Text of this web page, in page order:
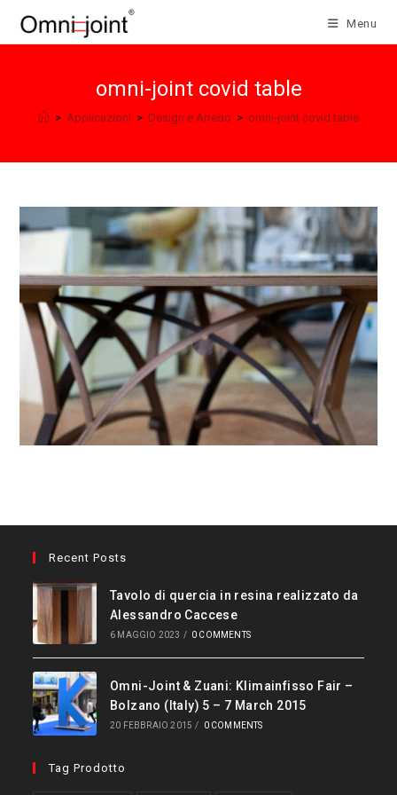
Menu
omni-joint covid table
> Applicazioni > Design e Arredo > omni-joint covid table
Recent Posts
Tavolo di quercia in resina realizzato da
Alessandro Caccese
6 MAGGIO 2023 / 0 COMMENTS
Omni-Joint & Zuani: Klimainfisso Fair –
Bolzano (Italy) 5 – 7 March 2015
20 FEBBRAIO 2015 / 0 COMMENTS
Tag Prodotto